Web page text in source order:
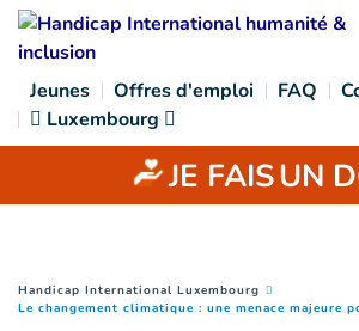
Goto main content
Jeunes Offres d'emploi FAQ
Luxembourg
JE FAISUN
You are here :
Handicap International Luxembourg
Le changement climatique : une menace majeure